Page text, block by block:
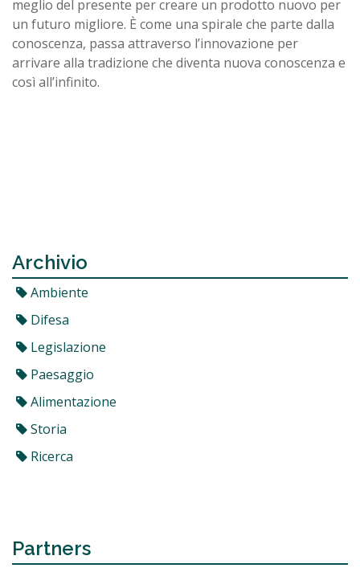
meglio del presente per creare un prodotto nuovo per
un futuro migliore. È come una spirale che parte dalla
conoscenza, passa attraverso l’innovazione per
arrivare alla tradizione che diventa nuova conoscenza e
così all’infinito.
Archivio
Ambiente
Difesa
Legislazione
Paesaggio
Alimentazione
Storia
Ricerca
Partners